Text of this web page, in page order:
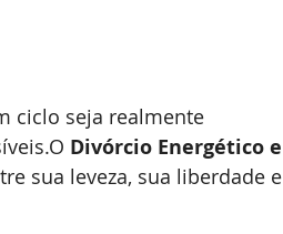
ciclo seja realmente
Divórcio Energético e
sua leveza, sua liberdade e